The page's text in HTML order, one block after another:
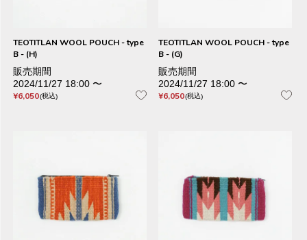
TEOTITLAN WOOL POUCH - type
B - (H)
販売期間
2024/11/27 18:00 〜
¥6,050 税込
TEOTITLAN WOOL POUCH - type
B - (G)
販売期間
2024/11/27 18:00 〜
¥6,050 税込